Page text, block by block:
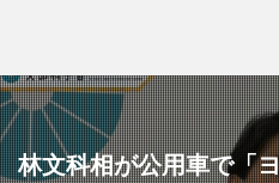
林文科相が公用車で「